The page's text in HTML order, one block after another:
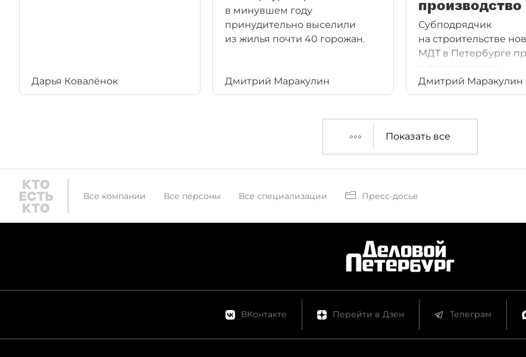
Дарья Ковалёнок
в минувшем году
принудительно выселили
из жилья почти 40 горожан.
Дмитрий Маракулин
производство
Субподрядчик
на строительстве
МДТ в Петербурге
исполнительного
производства
Дмитрий Маракулин
Показать все
Все компании Все персоны Все специализации Пресс-досье
ВКонтакте Перейти в Дзен Телеграм